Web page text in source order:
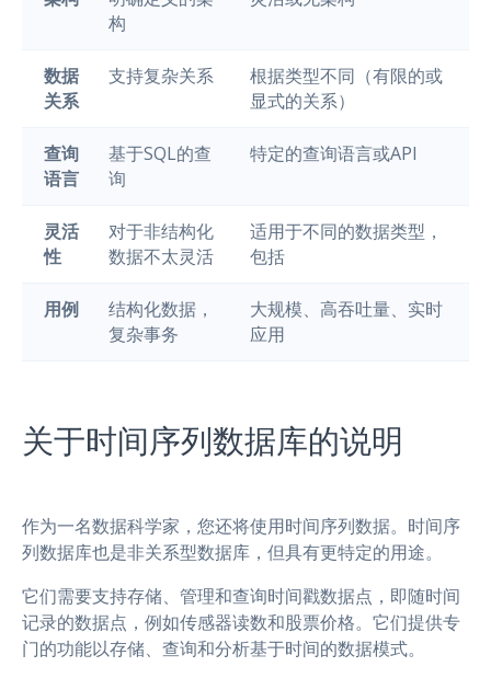
构
数据
关系
支持复杂关系
根据类型不同（有限的或
显式的关系）
查询
语言
基于SQL的查
询
特定的查询语言或API
灵活
性
对于非结构化
数据不太灵活
适用于不同的数据类型，
包括
用例
结构化数据，
复杂事务
大规模、高吞吐量、实时
应用
关于时间序列数据库的说明
作为一名数据科学家，您还将使用时间序列数据。时间序
列数据库也是非关系型数据库，但具有更特定的用途。
它们需要支持存储、管理和查询时间戳数据点，即随时间
记录的数据点，例如传感器读数和股票价格。它们提供专
门的功能以存储、查询和分析基于时间的数据模式。